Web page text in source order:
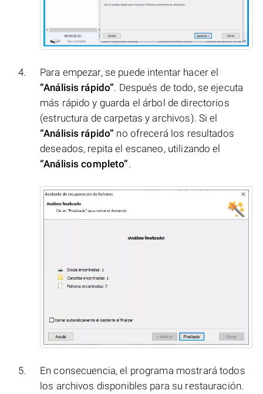
Para empezar, se puede intentar hacer el
“Análisis rápido”. Después de todo, se ejecuta
más rápido y guarda el árbol de directorios
(estructura de carpetas y archivos). Si el
“Análisis rápido” no ofrecerá los resultados
deseados, repita el escaneo, utilizando el
“Análisis completo”.
En consecuencia, el programa mostrará todos
los archivos disponibles para su restauración.